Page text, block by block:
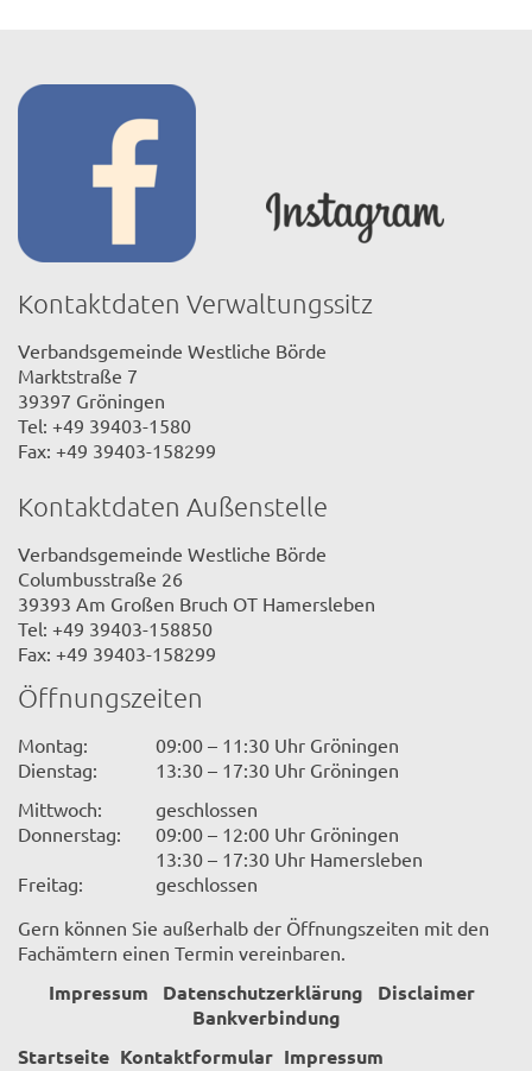
Kontaktdaten Verwaltungssitz
Verbandsgemeinde Westliche Börde
Marktstraße 7
39397 Gröningen
Tel: +49 39403-1580
Fax: +49 39403-158299
Kontaktdaten Außenstelle
Verbandsgemeinde Westliche Börde
Columbusstraße 26
39393 Am Großen Bruch OT Hamersleben
Tel: +49 39403-158850
Fax: +49 39403-158299
Öffnungszeiten
Montag:
09:00 – 11:30 Uhr Gröningen
Dienstag:
13:30 – 17:30 Uhr Gröningen
Mittwoch:
geschlossen
Donnerstag:
09:00 – 12:00 Uhr Gröningen
13:30 – 17:30 Uhr Hamersleben
Freitag:
geschlossen
Gern können Sie außerhalb der Öffnungszeiten mit den
Fachämtern einen Termin vereinbaren.
Impressum Datenschutzerklärung
Disclaimer
Bankverbindung
Startseite Kontaktformular Impressum